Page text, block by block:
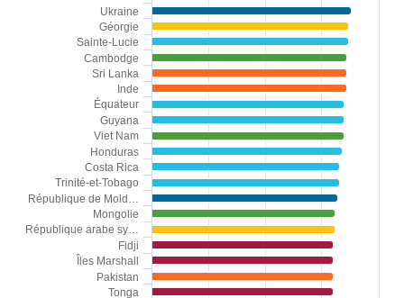
Ukraine
Géorgie
Sainte-Lucie
Cambodge
Sri Lanka
Inde
Équateur
Guyana
Viet Nam
Honduras
Costa Rica
Trinité-et-Tobago
République de Mold…
Mongolie
République arabe sy…
Fidji
Îles Marshall
Pakistan
Tonga